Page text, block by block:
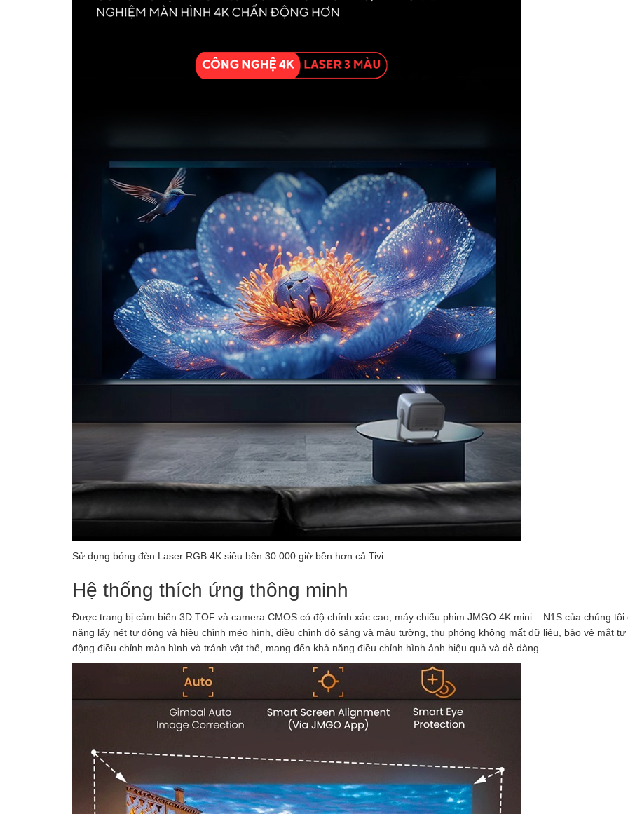
Sử dụng bóng đèn Laser RGB 4K siêu bền 30.000 giờ bền hơn cả Tivi
Hệ thống thích ứng thông minh
Được trang bị cảm biến 3D TOF và camera CMOS có độ chính xác cao, máy chiếu phim JMGO 4K mini – N1S của chúng tôi
năng lấy nét tự động và hiệu chỉnh méo hình, điều chỉnh độ sáng và màu tường, thu phóng không mất dữ liệu, bảo vệ mắt
động điều chỉnh màn hình và tránh vật thể, mang đến khả năng điều chỉnh hình ảnh hiệu quả và dễ dàng.